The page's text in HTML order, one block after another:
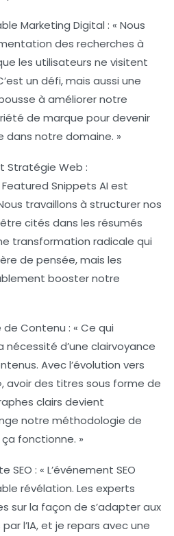
Marketing Digital : « Nous
des recherches à
les utilisateurs ne visitent
un défi, mais aussi une
à améliorer notre
de marque pour devenir
dans notre domaine. »
Stratégie Web :
Featured Snippets AI est
travaillons à structurer nos
cités dans les résumés
transformation radicale qui
de pensée, mais les
booster notre
de Contenu : « Ce qui
nécessité d’une clairvoyance
Avec l’évolution vers
avoir des titres sous forme de
clairs devient
notre méthodologie de
fonctionne. »
SEO : « L’événement SEO
révélation. Les experts
sur la façon de s’adapter aux
l’IA, et je repars avec une